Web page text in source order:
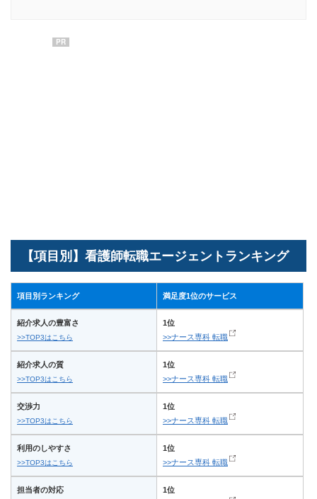
PR
【項目別】看護師転職エージェントランキング
項目別ランキング 満足度1位のサービス
紹介求人の豊富さ
>>TOP3はこちら
1位
>>ナース専科 転職
紹介求人の質
>>TOP3はこちら
1位
>>ナース専科 転職
交渉力
>>TOP3はこちら
1位
>>ナース専科 転職
利用のしやすさ
>>TOP3はこちら
1位
>>ナース専科 転職
担当者の対応
1位